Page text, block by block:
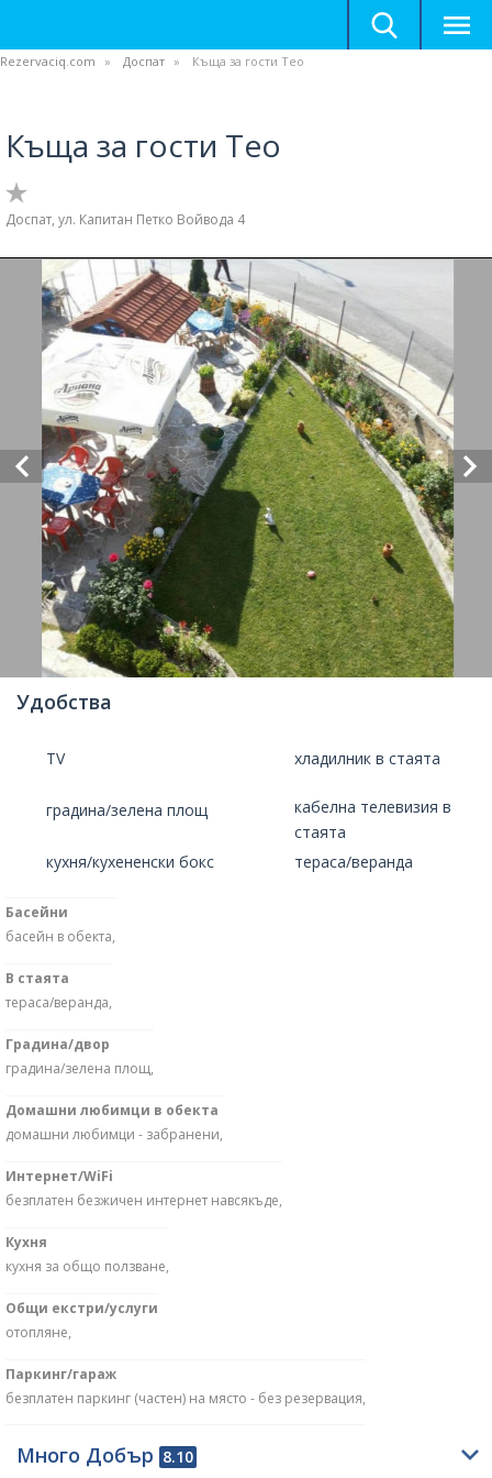
Rezervaciq.com Доспат Къща за гости Тео
Къща за гости Тео
Доспат, ул. Капитан Петко Войвода 4
Удобства
TV хладилник в стаята
градина/зелена площ
кабелна телевизия в
стаята
кухня/кухененски бокс
тераса/веранда
Басейни
басейн в обекта,
В стаята
тераса/веранда,
Градина/двор
градина/зелена площ,
Домашни любимци в обекта
домашни любимци - забранени,
Интернет/WiFi
безплатен безжичен интернет навсякъде,
Кухня
кухня за общо ползване,
Общи екстри/услуги
отопляне,
Паркинг/гараж
безплатен паркинг (частен) на място - без резервация,
Много Добър 8.10